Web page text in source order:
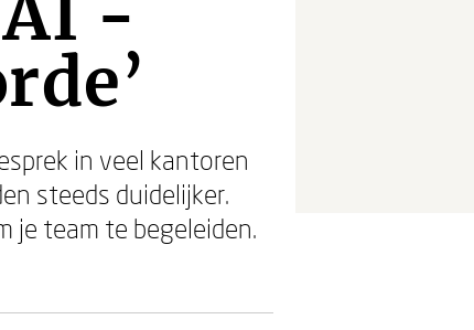
in veel kantoren
steeds duidelijker.
je team te begeleiden.